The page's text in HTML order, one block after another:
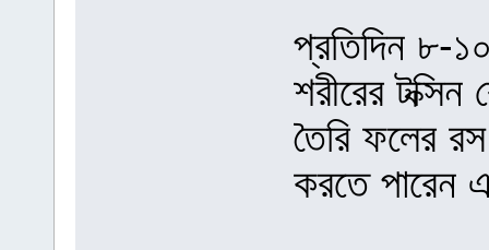
প্রতিদিন ৮-
শরীরের
তৈরি ফলের
করতে পারেন